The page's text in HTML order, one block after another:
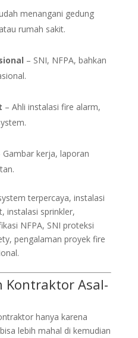
menangani gedung
rumah sakit.
– SNI, NFPA, bahkan
– Ahli instalasi fire alarm,
Gambar kerja, laporan
terpercaya, instalasi
instalasi sprinkler,
NFPA, SNI proteksi
pengalaman proyek fire
Kontraktor Asal-
hanya karena
lebih mahal di kemudian